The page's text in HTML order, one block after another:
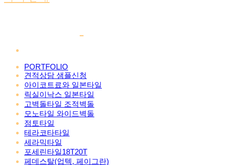
PORTFOLIO
견적상담 샘플신청
아이코트료와 일본타일
릭실이낙스 일본타일
고벽돌타일 조적벽돌
모노타일 와이드벽돌
점토타일
테라코타타일
세라믹타일
포세린타일18T20T
페데스탈(업텍, 페이그란)